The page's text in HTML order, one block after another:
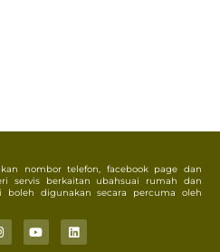
nombor telefon, facebook page dan
servis berkaitan ubahsuai rumah dan
boleh digunakan secara percuma oleh